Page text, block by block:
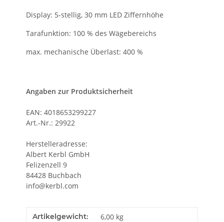
Display: 5-stellig, 30 mm LED Ziffernhöhe
Tarafunktion: 100 % des Wägebereichs
max. mechanische Überlast: 400 %
Angaben zur Produktsicherheit
EAN: 4018653299227
Art.-Nr.: 29922
Herstelleradresse:
Albert Kerbl GmbH
Felizenzell 9
84428 Buchbach
info@kerbl.com
Artikelgewicht: 6,00 kg